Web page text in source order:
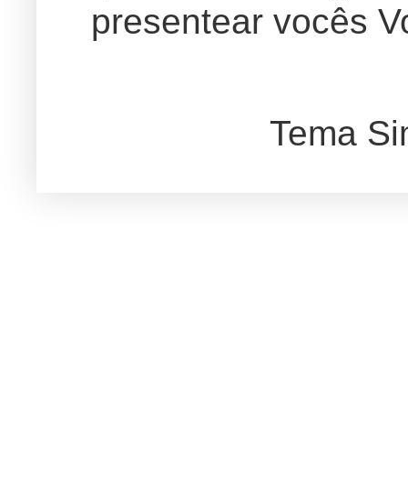
presentear vocês
Tema